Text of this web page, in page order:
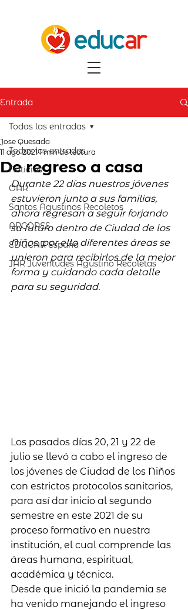
Entrada
Todas las entradas
Noticias
OAR
Santos Agustinos Recoletos
ARCORES
EDUCAR España
JAR Juventudes Agustino Recoletas
Todas las entradas
De regreso a casa
Jose Quesada
11 ago 2021 1 min de lectura
Durante 22 días nuestros jóvenes
estuvieron junto a sus familias,
ahora regresan a seguir forjando
su futuro dentro de Ciudad de los
Niños, por ello diferentes áreas se
unieron para recibirlos de la mejor
forma y cuidando cada detalle
para su seguridad.
Los pasados días 20, 21 y 22 de
julio se llevó a cabo el ingreso de
los jóvenes de Ciudad de los Niños
con estrictos protocolos sanitarios,
para así dar inicio al segundo
semestre en este 2021 de su
proceso formativo en nuestra
institución, el cual comprende las
áreas humana, espiritual,
académica y técnica.
Desde que inició la pandemia se
ha venido manejando el ingreso